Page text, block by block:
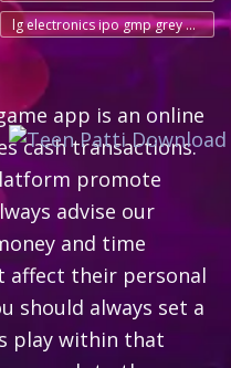
lg electronics ipo gmp grey market
app is an online
cash transactions.
promote
advise our
and time
affect their personal
should always set a
play within that